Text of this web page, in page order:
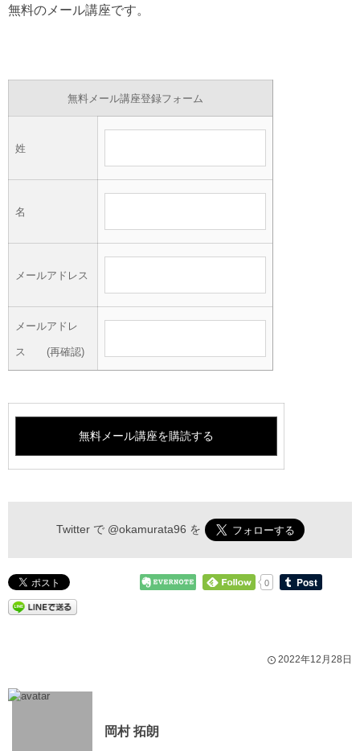
無料のメール講座です。
無料メール講座登録フォーム
姓
名
メールアドレス
メールアドレ
ス (再確認)
Twitter で @okamurata96 を
0
2022年12月28日
岡村 拓朗